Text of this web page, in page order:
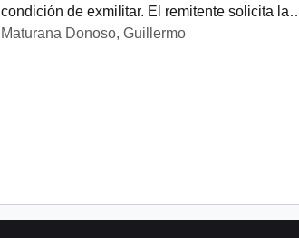
condición de exmilitar. El remitente solicita la
Maturana Donoso, Guillermo